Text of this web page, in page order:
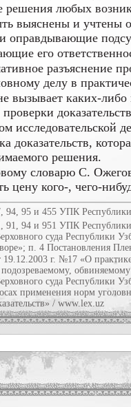
решения любых
выяснены и учтены
оправдывающие
его
разъяснение
делу в
вызывает каких-
исследовательской
доказательств,
решения.
словарю С.
цену кого-, чего-
94, 95 и 455 УПК
91, 94 и 951 УПК
суда Республики
п. 4 Постановления
19.12.2003 г. №17 «О
суда Республики
применения норм
/ www.lex.uz